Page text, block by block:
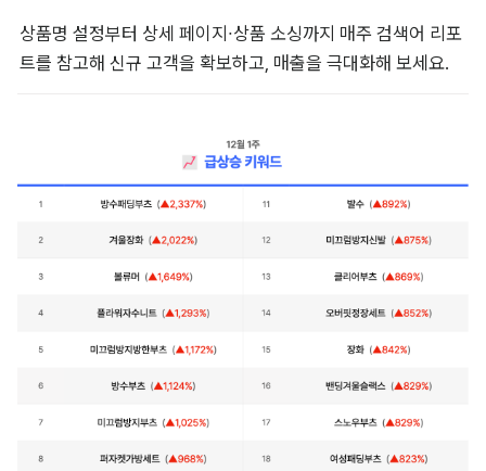
상품명 설정부터 상세 페이지∙상품 소싱까지 매주 검색어 리포
트를 참고해 신규 고객을 확보하고, 매출을 극대화해 보세요.